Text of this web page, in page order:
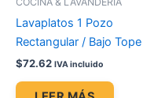
Lavaplatos 1 Pozo
Rectangular / Bajo Tope
$72.62 IVA incluido